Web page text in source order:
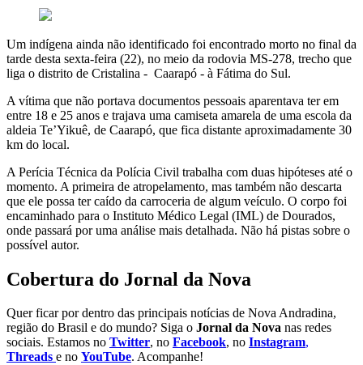
Um indígena ainda não identificado foi encontrado morto no final da
tarde desta sexta-feira (22), no meio da rodovia MS-278, trecho que
liga o distrito de Cristalina - Caarapó - à Fátima do Sul.
A vítima que não portava documentos pessoais aparentava ter em
entre 18 e 25 anos e trajava uma camiseta amarela de uma escola da
aldeia Te’Yikuê, de Caarapó, que fica distante aproximadamente 30
km do local.
A Perícia Técnica da Polícia Civil trabalha com duas hipóteses até o
momento. A primeira de atropelamento, mas também não descarta
que ele possa ter caído da carroceria de algum veículo. O corpo foi
encaminhado para o Instituto Médico Legal (IML) de Dourados,
onde passará por uma análise mais detalhada. Não há pistas sobre o
possível autor.
Cobertura do Jornal da Nova
Quer ficar por dentro das principais notícias de Nova Andradina,
região do Brasil e do mundo? Siga o Jornal da Nova nas redes
sociais. Estamos no Twitter, no Facebook, no Instagram,
Threads e no YouTube. Acompanhe!